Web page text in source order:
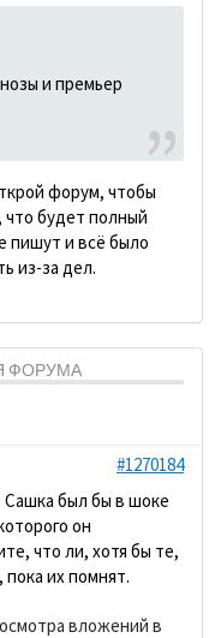
и премьер
форум, чтобы
будет полный
пишут и всё было
из-за дел.
ФОРУМА
#1270184
Сашка был бы в шоке
он
что ли, хотя бы те,
их помнят.
вложений в